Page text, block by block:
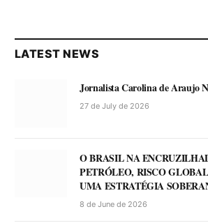
LATEST NEWS
Jornalista Carolina de Araujo
27 de July de 2026
O BRASIL NA
PETRÓLEO, RISCO
UMA ESTRATÉGIA
8 de June de 2026